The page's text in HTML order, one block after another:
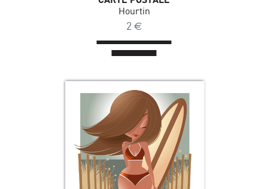
Hourtin
2 €